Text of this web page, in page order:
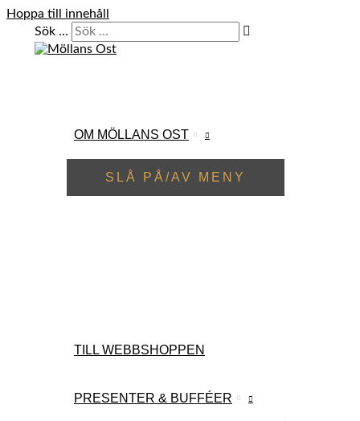
Hoppa till innehåll
Sök …
OM MÖLLANS OST
SLÅ PÅ/AV MENY
TILL WEBBSHOPPEN
PRESENTER & BUFFÉER